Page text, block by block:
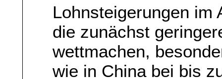
Lohnsteigerungen im
die zunächst
wettmachen,
wie in China bei bis